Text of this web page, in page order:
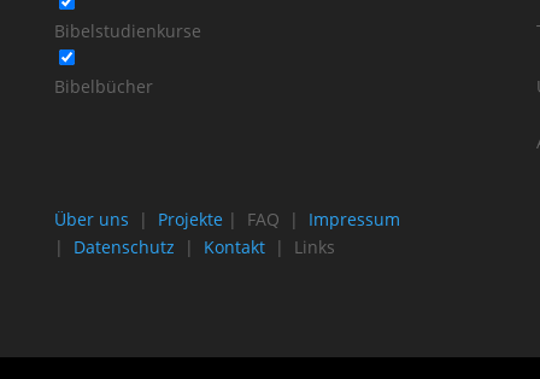
Bibelstudienkurse
Bibelbücher
Über uns | Projekte | FAQ | Impressum
| Datenschutz | Kontakt| Links